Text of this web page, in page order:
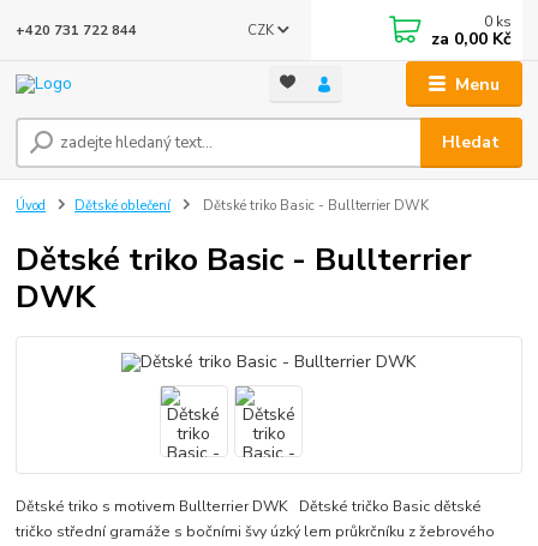
Menu
CZK
Hledat
+420 731 722 844 0 ks
za 0,00 Kč
Úvod Dětské oblečení Dětské triko Basic - Bullterrier DWK
Dětské triko Basic - Bullterrier
DWK
Dětské triko s motivem Bullterrier DWK Dětské tričko Basic dětské
tričko střední gramáže s bočními švy úzký lem průkrčníku z žebrového